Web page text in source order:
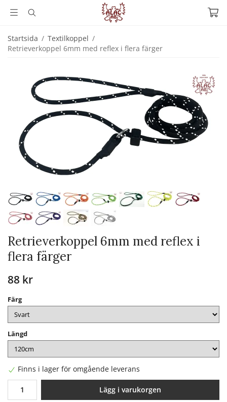
Startsida / Textilkoppel /
Retrieverkoppel 6mm med reflex i flera färger
Retrieverkoppel 6mm med reflex i
flera färger
88 kr
Färg
Längd
Finns i lager för omgående leverans
Lägg i varukorgen